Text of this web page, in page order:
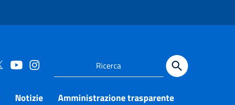
Notizie Amministrazione trasparente